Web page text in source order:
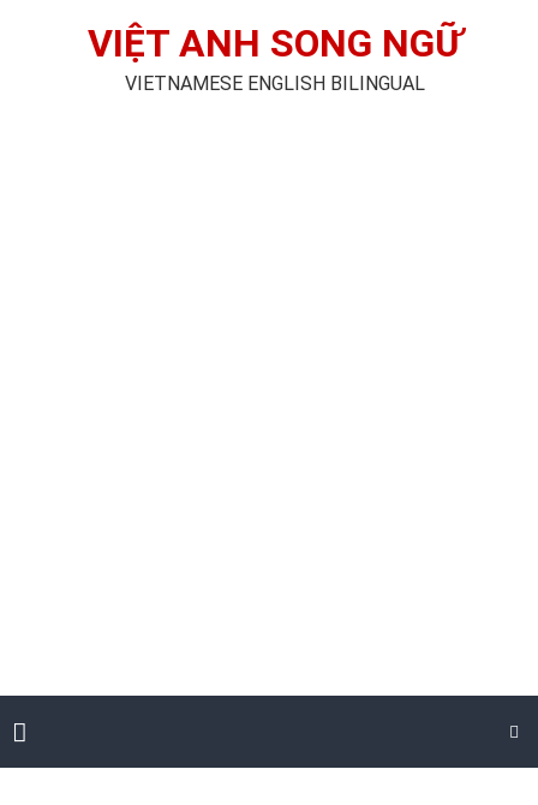
VIỆT ANH SONG NGỮ
VIETNAMESE ENGLISH BILINGUAL